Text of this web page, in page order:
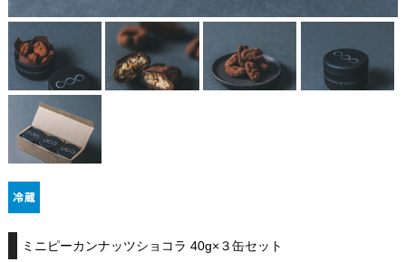
ミニピーカンナッツショコラ 40g×３缶セット